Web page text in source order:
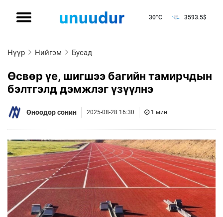
30°C 3593.5$
Нүүр Нийгэм Бусад
Өсвөр үе, шигшээ багийн тамирчдын
бэлтгэлд дэмжлэг үзүүлнэ
Өнөөдөр сонин 2025-08-28 16:30 1 мин